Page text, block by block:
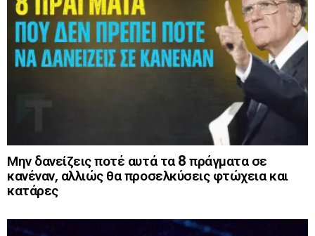
Μην δανείζεις ποτέ αυτά τα 8 πράγματα σε
κανέναν, αλλιώς θα προσελκύσεις φτώχεια και
κατάρες